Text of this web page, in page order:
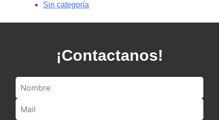
Sin categoría
¡Contactanos!